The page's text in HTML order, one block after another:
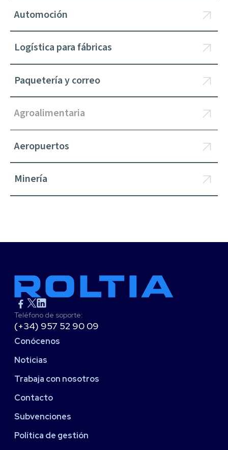
Automoción
Logística para fábricas
Paquetería y correo
Agroalimentaria
Aeropuertos
Minería
Teléfono de soporte:
(+34) 957 52 90 09
Conócenos
Noticias
Trabaja con nosotros
Contacto
Subvenciones
Política de gestión